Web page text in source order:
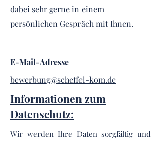
dabei sehr gerne in einem
persönlichen Gespräch mit Ihnen.
​E-Mail-Adresse
bewerbung@scheffel-kom.de
Informationen zum
Datenschutz:
Wir werden Ihre Daten sorgfältig und